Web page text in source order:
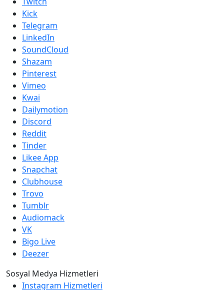
Kick
Telegram
LinkedIn
SoundCloud
Shazam
Pinterest
Vimeo
Kwai
Dailymotion
Discord
Reddit
Tinder
Likee App
Snapchat
Clubhouse
Trovo
Tumblr
Audiomack
VK
Bigo Live
Deezer
Sosyal Medya Hizmetleri
Instagram Hizmetleri